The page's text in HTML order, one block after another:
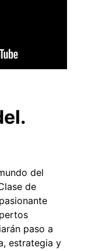
del
de
paso a
estrategia y